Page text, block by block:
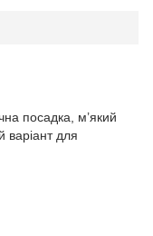
посадка, м’який
варіант для